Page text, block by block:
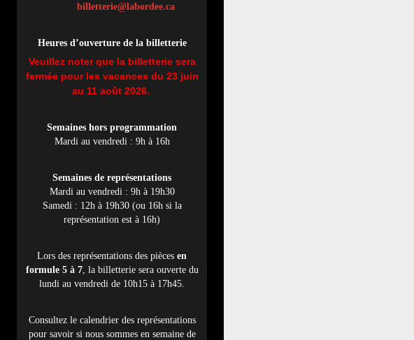
billetterie@labordee.ca
Heures d’ouverture de la billetterie
Veuillez noter que la billetterie sera
fermée pour les vacances du 23 juin
au 11 août 2026.
Semaines hors programmation
Mardi au vendredi : 9h à 16h
Semaines de représentations
Mardi au vendredi : 9h à 19h30
Samedi : 12h à 19h30 (ou 16h si la
représentation est à 16h)
Lors des représentations des pièces en
formule 5 à 7, la billetterie sera ouverte du
lundi au vendredi de 10h15 à 17h45.
Consultez le calendrier des représentations
pour savoir si nous sommes en semaine de